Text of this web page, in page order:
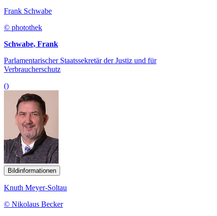
Frank Schwabe
© photothek
Schwabe, Frank
Parlamentarischer Staatssekretär der Justiz und für
Verbraucherschutz
()
Bildinformationen
Knuth Meyer-Soltau
© Nikolaus Becker